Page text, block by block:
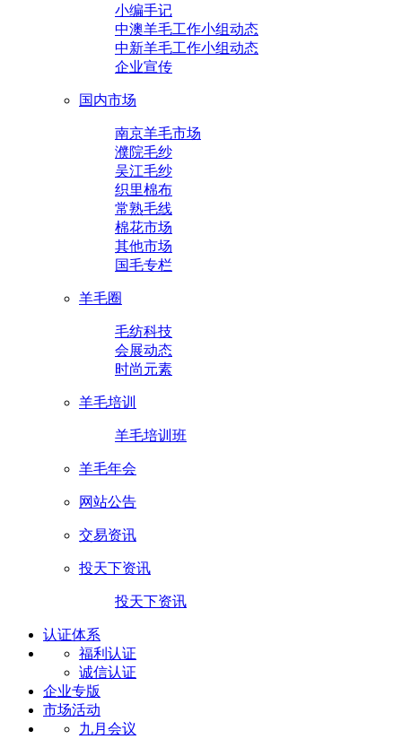
小编手记
中澳羊毛工作小组动态
中新羊毛工作小组动态
企业宣传
国内市场
南京羊毛市场
濮院毛纱
吴江毛纱
织里棉布
常熟毛线
棉花市场
其他市场
国毛专栏
羊毛圈
毛纺科技
会展动态
时尚元素
羊毛培训
羊毛培训班
羊毛年会
网站公告
交易资讯
投天下资讯
投天下资讯
认证体系
福利认证
诚信认证
企业专版
市场活动
九月会议